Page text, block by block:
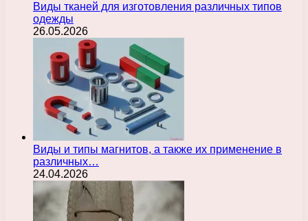
Виды тканей для изготовления различных типов
одежды
26.05.2026
Виды и типы магнитов, а также их применение в
различных…
24.04.2026